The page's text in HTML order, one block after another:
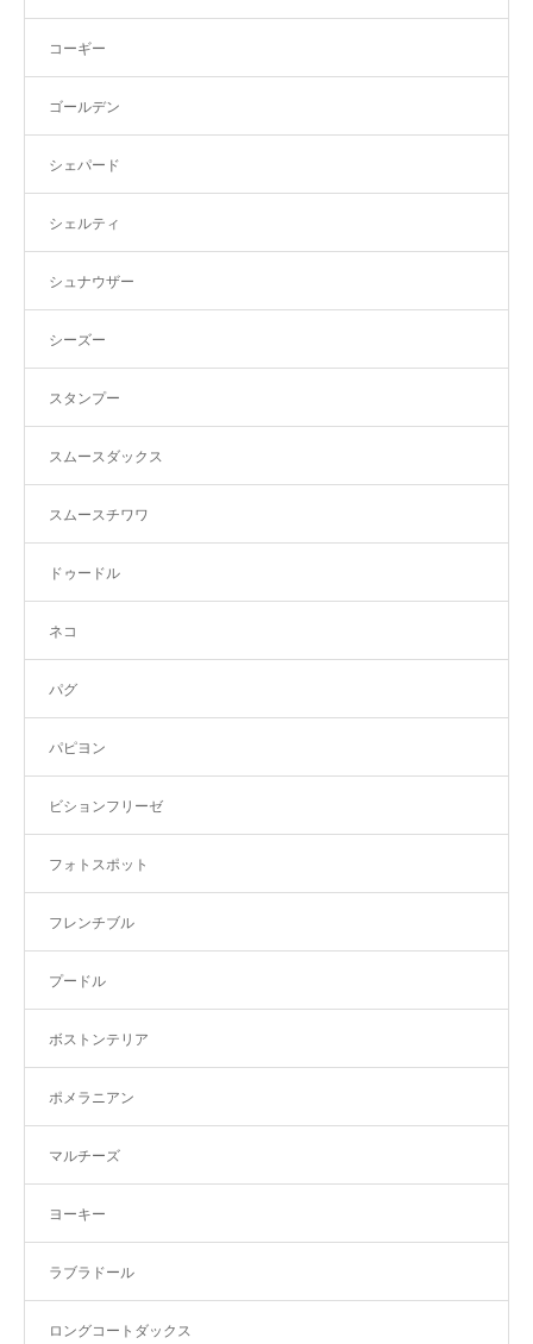
コーギー
ゴールデン
シェパード
シェルティ
シュナウザー
シーズー
スタンプー
スムースダックス
スムースチワワ
ドゥードル
ネコ
パグ
パピヨン
ビションフリーゼ
フォトスポット
フレンチブル
プードル
ボストンテリア
ポメラニアン
マルチーズ
ヨーキー
ラブラドール
ロングコートダックス